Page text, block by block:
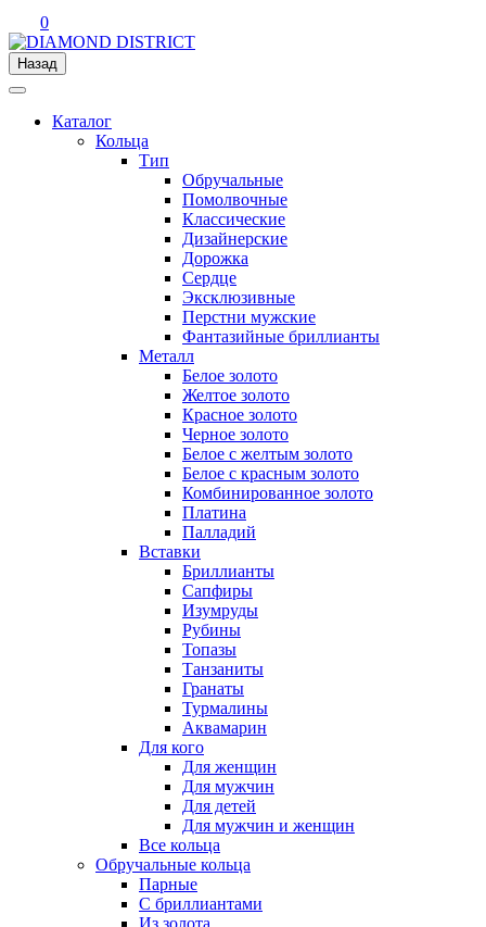
0
Назад
Каталог
Кольца
Тип
Обручальные
Помолвочные
Классические
Дизайнерские
Дорожка
Сердце
Эксклюзивные
Перстни мужские
Фантазийные бриллианты
Металл
Белое золото
Желтое золото
Красное золото
Черное золото
Белое с желтым золото
Белое с красным золото
Комбинированное золото
Платина
Палладий
Вставки
Бриллианты
Сапфиры
Изумруды
Рубины
Топазы
Танзаниты
Гранаты
Турмалины
Аквамарин
Для кого
Для женщин
Для мужчин
Для детей
Для мужчин и женщин
Все кольца
Обручальные кольца
Парные
С бриллиантами
Из золота